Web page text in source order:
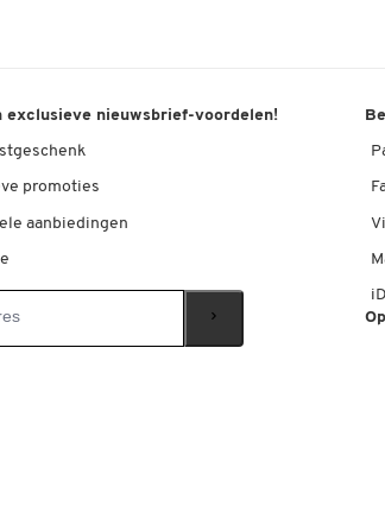
exclusieve nieuwsbrief-voordelen!
promoties
aanbiedingen